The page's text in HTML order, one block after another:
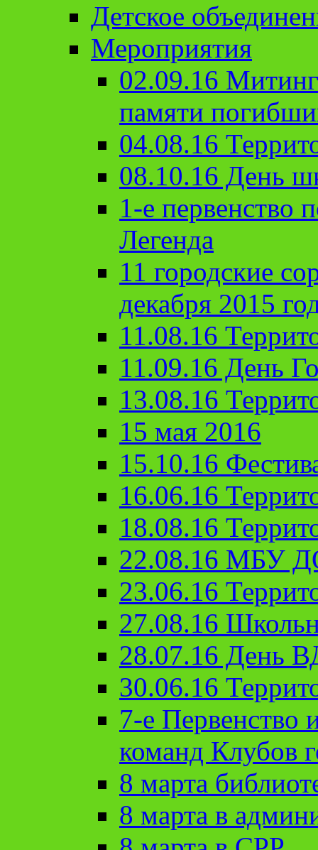
Детское
Мероприятия
02.09.16
памяти
04.08.16
08.10.16 День
1-е первенство
Легенда
11 городские
декабря 2015
11.08.16
11.09.16 День
13.08.16
15 мая 2016
15.10.16
16.06.16
18.08.16
22.08.16 МБУ
23.06.16
27.08.16
28.07.16 День
30.06.16
7-е Первенство
команд Клубов
8 марта
8 марта в